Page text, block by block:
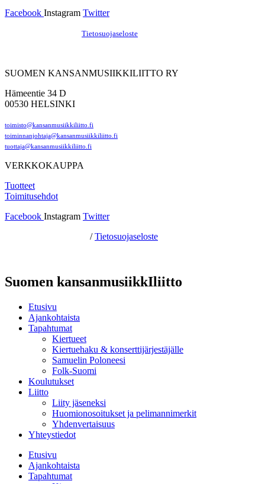
Facebook Instagram Twitter
Tietosuojaseloste
SUOMEN KANSANMUSIIKKILIITTO RY
Hämeentie 34 D
00530 HELSINKI
toimisto@kansanmusiikkiliitto.fi
toiminnanjohtaja@kansanmusiikkiliitto.fi
tuottaja@kansanmusiikkiliitto.fi
VERKKOKAUPPA
Tuotteet
Toimitusehdot
Facebook Instagram Twitter
/Tietosuojaseloste
Suomen kansanmusiikkIliitto
Etusivu
Ajankohtaista
Tapahtumat
Kiertueet
Kiertuehaku & konserttijärjestäjälle
Samuelin Poloneesi
Folk-Suomi
Koulutukset
Liitto
Liity jäseneksi
Huomionosoitukset ja pelimannimerkit
Yhdenvertaisuus
Yhteystiedot
Etusivu
Ajankohtaista
Tapahtumat